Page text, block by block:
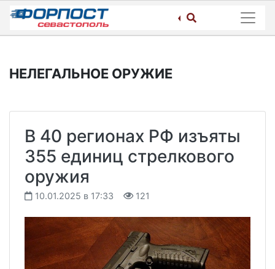
Skip
content
НЕЛЕГАЛЬНОЕ ОРУЖИЕ
В 40 регионах РФ изъяты
355 единиц стрелкового
оружия
10.01.2025 в 17:33 121